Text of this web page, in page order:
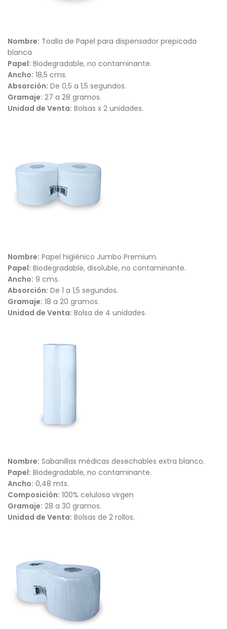
Nombre: Toalla de Papel para dispensador prepicada
blanca
Papel: Biodegradable, no contaminante.
Ancho: 18,5 cms.
Absorción: De 0,5 a 1,5 segundos.
Gramaje: 27 a 28 gramos.
Unidad de Venta: Bolsas x 2 unidades.
Nombre: Papel higiénico Jumbo Premium.
Papel: Biodegradable, disoluble, no contaminante.
Ancho: 9 cms.
Absorción: De 1 a 1,5 segundos.
Gramaje: 18 a 20 gramos.
Unidad de Venta: Bolsa de 4 unidades.
Nombre: Sabanillas médicas desechables extra blanco.
Papel: Biodegradable, no contaminante.
Ancho: 0,48 mts.
Composición: 100% celulosa virgen
Gramaje: 28 a 30 gramos.
Unidad de Venta: Bolsas de 2 rollos.